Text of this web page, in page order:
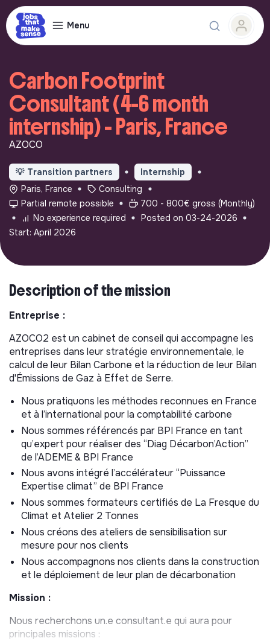
Menu
Carbon Footprint
Consultant (4-6 month
internship) - Paris, France
AZOCO
💡 Transition partners
Internship
Paris, France
Consulting
Partial remote possible
700 - 800€ gross (Monthly)
No experience required
Posted on 03-24-2026
Start: April 2026
Description of the mission
Entreprise :
AZOCO2 est un cabinet de conseil qui accompagne les
entreprises dans leur stratégie environnementale, le
calcul de leur Bilan Carbone et la réduction de leur Bilan
d'Émissions de Gaz à Effet de Serre.
Nous pratiquons les méthodes reconnues en France
et à l’international pour la comptabilité carbone
Nous sommes référencés par BPI France en tant
qu’expert pour réaliser des “Diag Décarbon’Action”
de l’ADEME & BPI France
Nous avons intégré l’accélérateur “Puissance
Expertise climat” de BPI France
Nous sommes formateurs certifiés de La Fresque du
Climat et Atelier 2 Tonnes
Nous créons des ateliers de sensibilisation sur
mesure pour nos clients
Nous accompagnons nos clients dans la construction
et le déploiement de leur plan de décarbonation
Mission :
Nous recherchons un.e consultant.e qui aura pour
principales missions :